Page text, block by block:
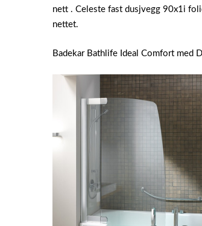
nett . Celeste fast dusjvegg 90x1i
nettet.
Badekar Bathlife Ideal Comfort med